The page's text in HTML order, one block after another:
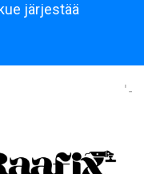
järjestää